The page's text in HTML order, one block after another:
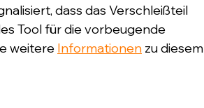
dass das Verschleißteil
Tool für die vorbeugende
weitere Informationen zu diesem